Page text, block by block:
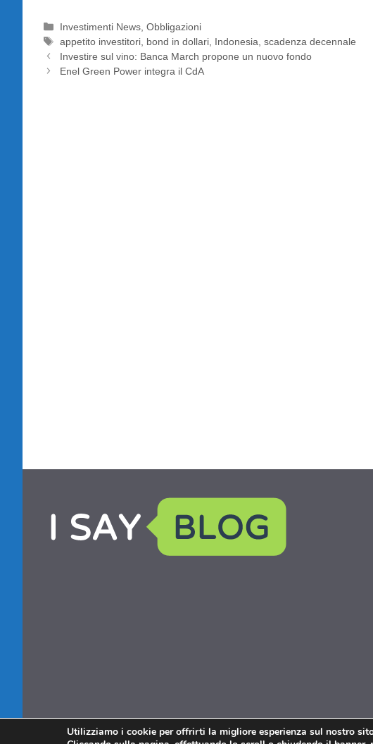
Categorie
Investimenti News ,Obbligazioni
Tag
appetito investitori bond in dollari Indonesia ,scadenza decennale
Investire sul vino: Banca March propone un nuovo fondo
Enel Green Power integra il CdA
Utilizziamo i cookie per offrirti la migliore esperienza sul nostro